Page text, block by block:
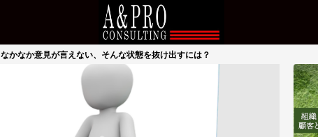
なかなか意見が言えない、そんな状態を抜け出すには？